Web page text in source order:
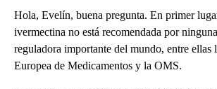
Hola, Evelín, buena pregunta. En primer
ivermectina no está recomendada por
reguladora importante del mundo, entre
Europea de Medicamentos y la OMS.